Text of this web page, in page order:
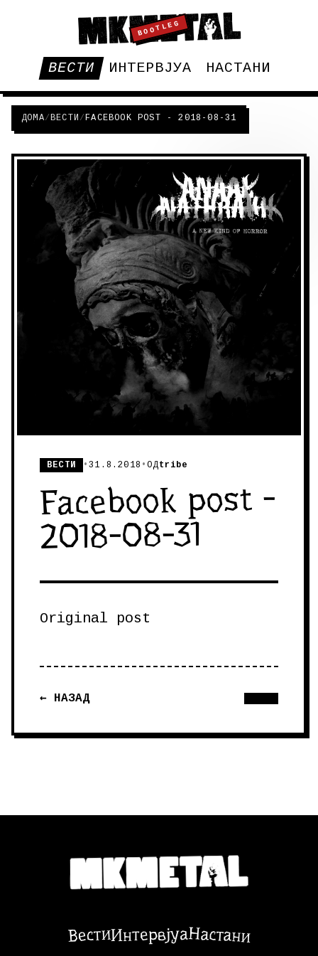
BOOTLEG
ВЕСТИ ИНТЕРВЈУА НАСТАНИ
ДОМА/ВЕСТИ /FACEBOOK POST - 2018-08-31
ВЕСТИ •31.8.2018 •ОДtribe
Facebook post -
2018-08-31
Original post
← НАЗАД
ВестиИнтервјуаНастани